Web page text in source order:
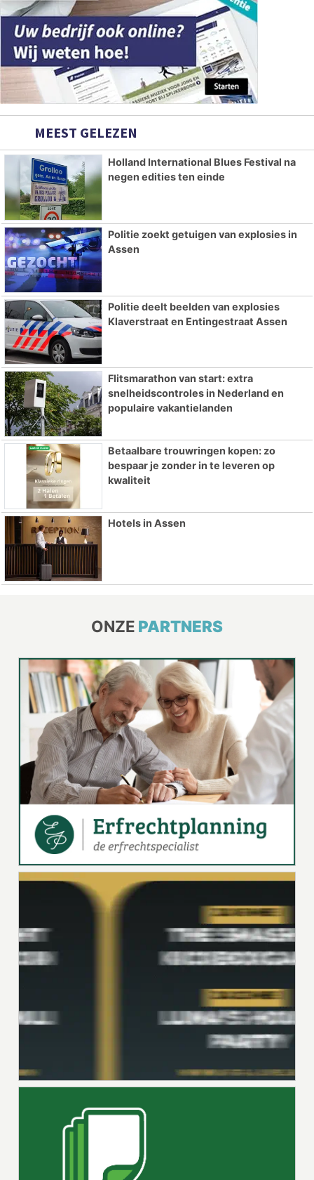
MEEST GELEZEN
Holland International Blues Festival na
negen edities ten einde
Politie zoekt getuigen van explosies in
Assen
Politie deelt beelden van explosies
Klaverstraat en Entingestraat Assen
Flitsmarathon van start: extra
snelheidscontroles in Nederland en
populaire vakantielanden
Betaalbare trouwringen kopen: zo
bespaar je zonder in te leveren op
kwaliteit
Hotels in Assen
ONZE PARTNERS